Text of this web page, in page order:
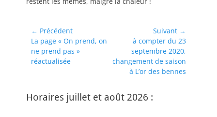
Navigation
de
l’article
← Précédent
Article
précédent :
La page « On prend, on
ne prend pas »
réactualisée
Suivant →
suivant :
à compter du 23
septembre 2020,
changement de saison
à L’or des bennes
Horaires juillet et août 2026 :